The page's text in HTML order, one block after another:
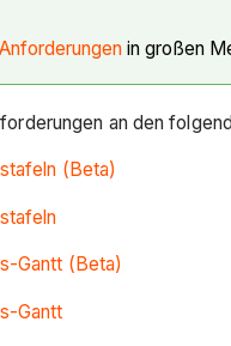
Anforderungen in großen
an den
(Beta)
Gantt (Beta)
Gantt